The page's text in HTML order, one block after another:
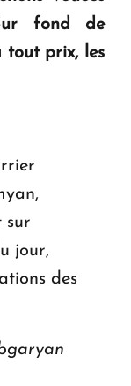
fond de
tout prix, les
sur
jour,
des